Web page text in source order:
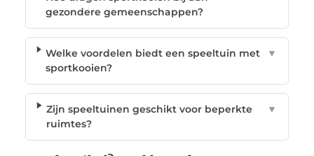
gezondere gemeenschappen?
Welke voordelen biedt een speeltuin met
sportkooien?
▼
Zijn speeltuinen geschikt voor beperkte
ruimtes?
▼